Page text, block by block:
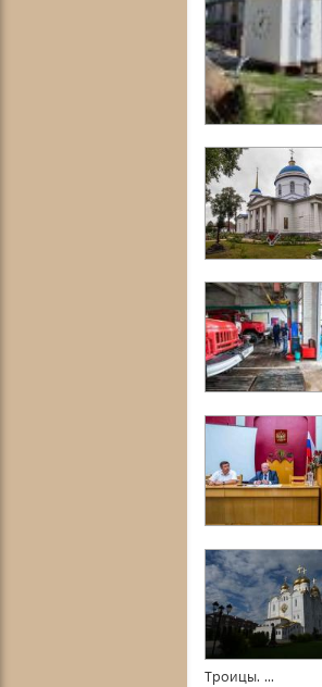
Троицы. ...